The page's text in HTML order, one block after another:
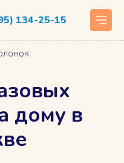
134-25-15
дому в